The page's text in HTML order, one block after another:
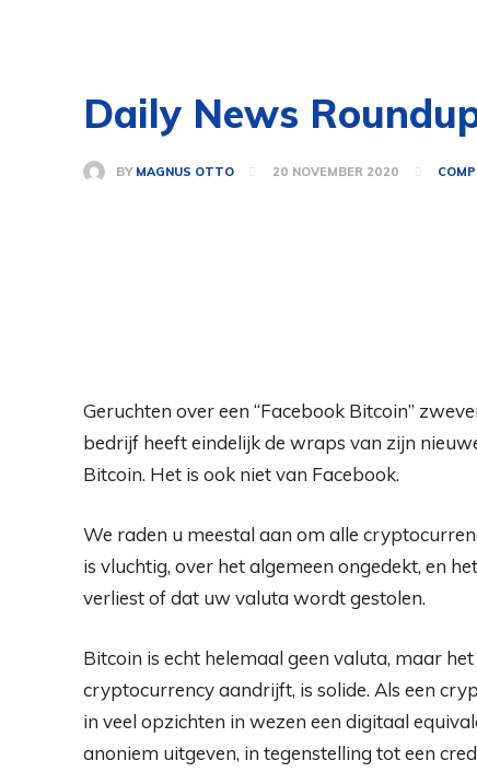
Daily News
BY MAGNUS OTTO 20 NOVEMBER 2020
Geruchten over een “Facebook Bitcoin”
bedrijf heeft eindelijk de wraps van zijn
Bitcoin. Het is ook niet van Facebook.
We raden u meestal aan om alle
is vluchtig, over het algemeen ongedekt, en
verliest of dat uw valuta wordt gestolen.
Bitcoin is echt helemaal geen valuta, maar
cryptocurrency aandrijft, is solide. Als een
in veel opzichten in wezen een digitaal
anoniem uitgeven, in tegenstelling tot een